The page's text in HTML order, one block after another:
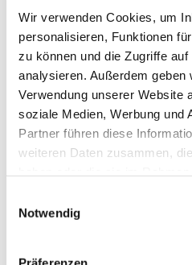
Wir verwenden Cookies, um
personalisieren, Funktionen
zu können und die Zugriffe
analysieren. Außerdem
Verwendung unserer Website
soziale Medien, Werbung und
Partner führen diese
weiteren Daten zusammen,
Notwendig